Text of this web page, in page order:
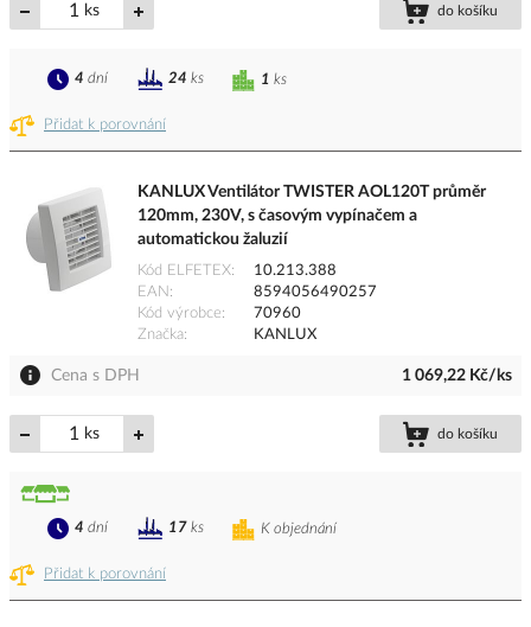
ks do košíku
Přidat k porovnání
1 ks
4 dní 24 ks
KANLUX Ventilátor TWISTER AOL120T průměr
120mm, 230V, s časovým vypínačem a
automatickou žaluzií
Kód ELFETEX
10.213.388
EAN
8594056490257
Kód výrobce
70960
Značka
KANLUX
Cena s DPH 1 069,22 Kč/ks
ks do košíku
Přidat k porovnání
K objednání
4 dní 17 ks